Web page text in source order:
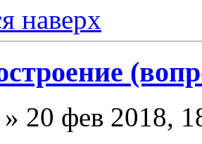
наверх
» 20 фев 2018,